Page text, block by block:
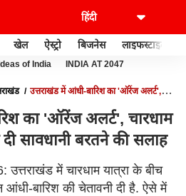
खेल ऐस्ट्रो बिजनेस लाइफस्टाइल
Ideas of India INDIA AT 2047
उत्तराखंड में आंधी-बारिश का 'ऑरेंज अलर्ट',
का 'ऑरेंज अलर्ट', चारधाम
दी सावधानी बरतने की सलाह
में चारधाम यात्रा के बीच
आंधी-बारिश की चेतावनी दी है. ऐसे में